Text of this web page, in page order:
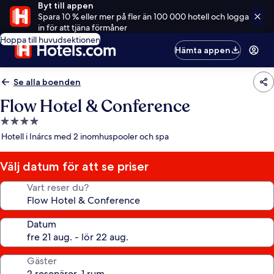
Byt till appen
Spara 10 % eller mer på fler än 100 000 hotell och logga
in för att tjäna förmåner
Hoppa till huvudsektionen
Hämta appen
Se alla boenden
Flow Hotel & Conference
4.0-
stjärnigt
Hotell i Inárcs med 2 inomhuspooler och spa
Välj datum för att se priser
Vart reser du?
Datum
Gäster